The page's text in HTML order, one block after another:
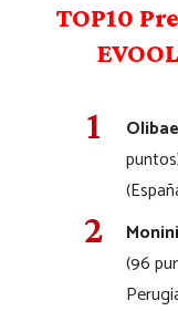
TOP10
(96